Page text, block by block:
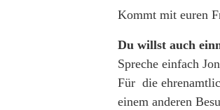
Kommt mit euren
Du willst auch
Spreche einfach
Für die
einem anderen